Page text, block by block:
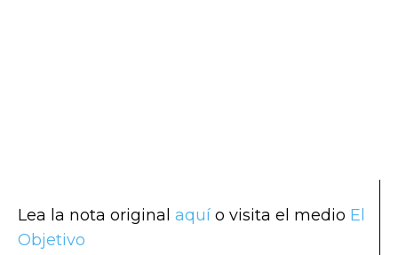
Lea la nota original aquí o visita el medio El
Objetivo